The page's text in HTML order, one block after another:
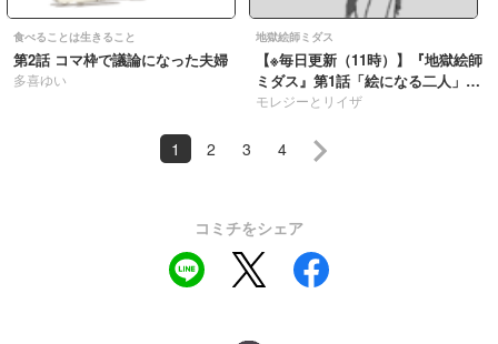
食べることは生きること
第2話 コマ枠で議論になった夫婦
多喜ゆい
地獄絵師ミダス
【※毎日更新（11時）】『地獄絵師
ミダス』第1話「絵になる二人」
049
モレジーとリイザ
1 2 3 4
コミチをシェア